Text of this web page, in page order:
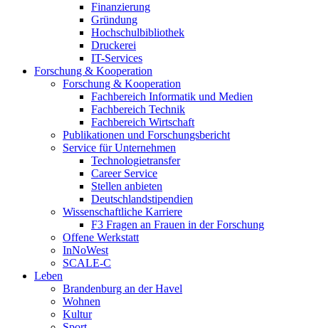
Finanzierung
Gründung
Hochschulbibliothek
Druckerei
IT-Services
Forschung & Kooperation
Forschung & Kooperation
Fachbereich Informatik und Medien
Fachbereich Technik
Fachbereich Wirtschaft
Publikationen und Forschungsbericht
Service für Unternehmen
Technologietransfer
Career Service
Stellen anbieten
Deutschlandstipendien
Wissenschaftliche Karriere
F3 Fragen an Frauen in der Forschung
Offene Werkstatt
InNoWest
SCALE-C
Leben
Brandenburg an der Havel
Wohnen
Kultur